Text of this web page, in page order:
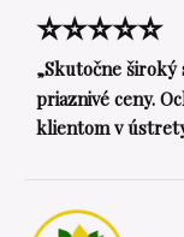
⭐⭐⭐⭐⭐
„Skutočne
priaznivé ceny.
klientom v